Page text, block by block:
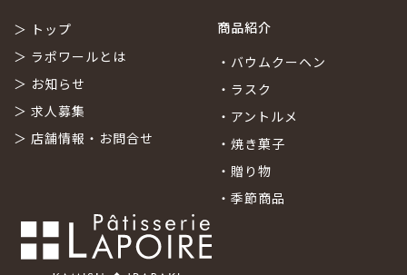
＞ トップ
＞ ラポワールとは
＞ お知らせ
＞ 求人募集
＞ 店舗情報・お問合せ
商品紹介
・ バウムクーヘン
・ ラスク
・ アントルメ
・ 焼き菓子
・ 贈り物
・ 季節商品